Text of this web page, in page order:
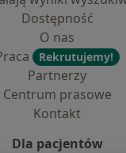
Dostępność
O nas
Rekrutujemy!
Partnerzy
Centrum prasowe
Kontakt
Dla pacjentów